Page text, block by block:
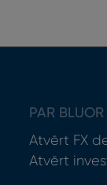
PAR
Atvērt FX
Atvērt